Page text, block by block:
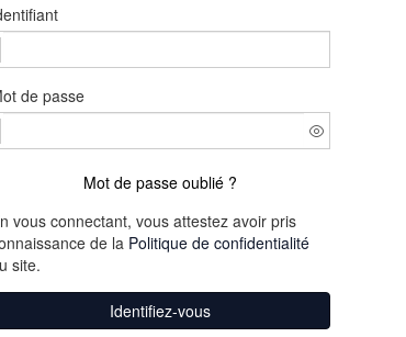
de passe
Mot de passe oublié ?
vous connectant, vous attestez avoir pris
de la Politique de confidentialité
site.
Identifiez-vous